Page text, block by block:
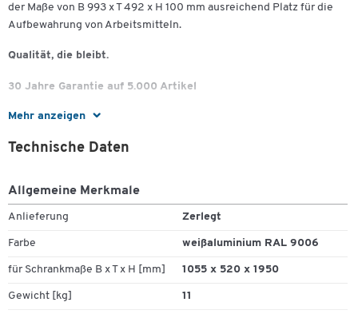
Mehr anzeigen
der Maße von B 993 x T 492 x H 100 mm ausreichend Platz für die
Aufbewahrung von Arbeitsmitteln.
Qualität, die bleibt.
30 Jahre Garantie auf 5.000 Artikel
Sie wollen bei Ihrer Arbeitsplatzausstattung an die Zukunft denken
verschiedenster Produkte, sondern überzeugt vor allem auch mit
ihrer 100%igen Schäfer Shop-Qualität.
Deshalb erhöhen wir bei 5.000 Artikeln unsere Garantie dauerhaft
Technische Daten
Allgemeine Merkmale
Anlieferung Zerlegt
Farbe weißaluminium RAL 9006
für Schrankmaße B x T x H [mm] 1055 x 520 x 1950
Gewicht [kg] 11